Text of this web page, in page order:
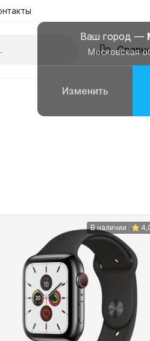
Поиск
Ваш город —
Московская
Изменить
В наличии